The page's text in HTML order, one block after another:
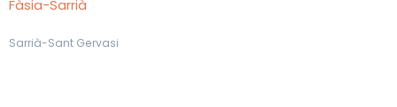
Fàsia-Sarrià
Sarrià-Sant Gervasi